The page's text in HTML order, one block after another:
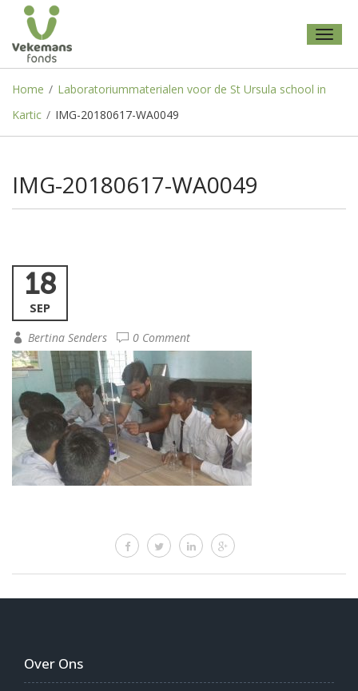
Home / Laboratoriummaterialen voor de St Ursula school in
Kartic / IMG-20180617-WA0049
IMG-20180617-WA0049
18
SEP
Bertina Senders 0 Comment
Over Ons